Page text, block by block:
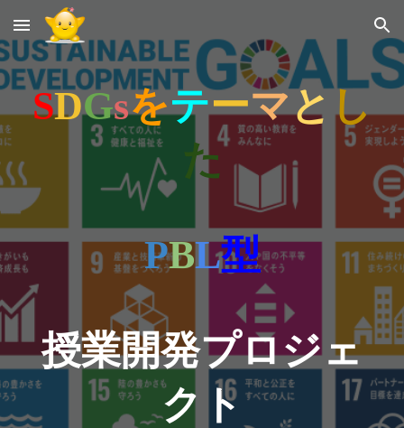
Skip to main content Skip to navigation
SDGsをテーマと し
た
PBL型
授業開発プロジェ
クト